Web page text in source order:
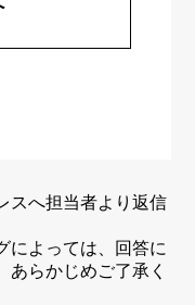
スへ担当者より返信
によっては、回答に
あらかじめご了承く